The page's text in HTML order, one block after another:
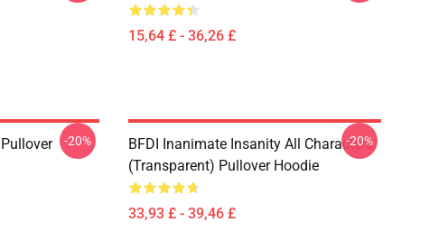
15,64 £ - 36,26 £
-20%
BFDI Inanimate Insanity All Characters
(Transparent) Pullover Hoodie
33,93 £ - 39,46 £
-20%